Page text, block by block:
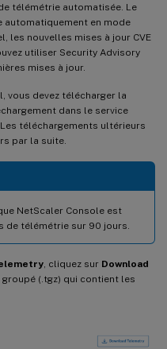
télémétrie automatisée. Le
en mode
les nouvelles mises à jour CVE
utiliser Security Advisory
mises à jour.
vous devez télécharger la
dans le service
téléchargements ultérieurs
par la suite.
NetScaler Console est
de télémétrie sur 90 jours.
, cliquez sur Download
(.tgz) qui contient les